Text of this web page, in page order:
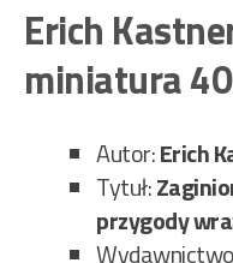
Erich
miniatura
Autor:Erich
Tytuł:
przygody